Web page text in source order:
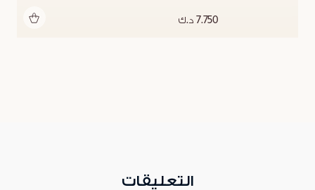
7.750 د.ك
التعليقات